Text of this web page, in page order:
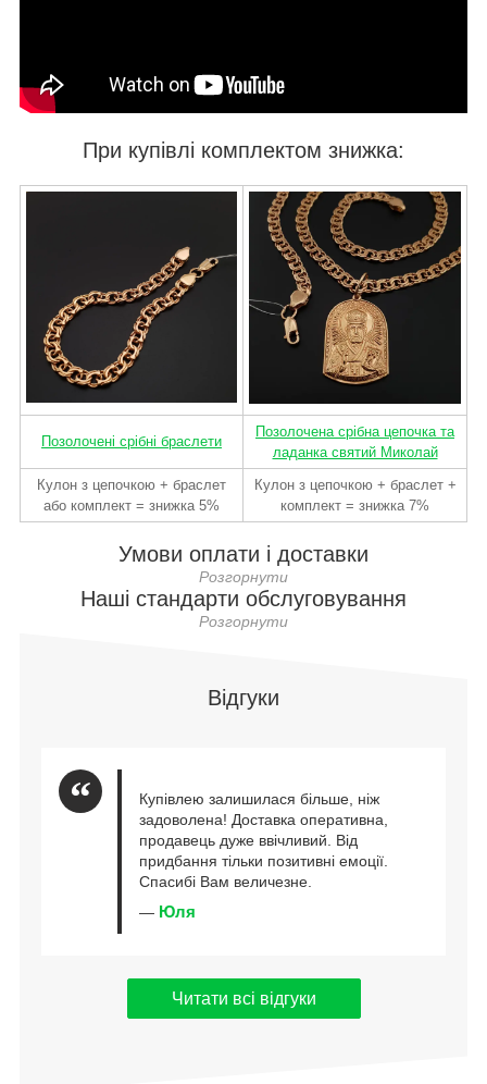
При купівлі комплектом знижка:
Позолочені срібні браслети
Позолочена срібна цепочка та
ладанка святий Миколай
Кулон з цепочкою + браслет
або комплект = знижка 5%
Кулон з цепочкою + браслет +
комплект = знижка 7%
Умови оплати і доставки
Наші стандарти обслуговування
Відгуки
Купівлею залишилася більше, ніж
задоволена! Доставка оперативна,
продавець дуже ввічливий. Від
придбання тільки позитивні емоції.
Спасибі Вам величезне.
— Юля
Читати всі відгуки